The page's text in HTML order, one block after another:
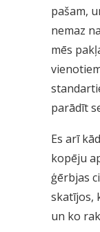
pašam,
nemaz
mēs
parādīt
Es arī
kopēju
ģērbjas
skatījos,
un ko